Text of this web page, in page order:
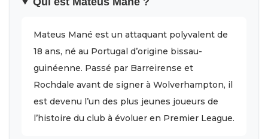
Mateus Mané est un attaquant polyvalent de
18 ans, né au Portugal d’origine bissau-
guinéenne. Passé par Barreirense et
Rochdale avant de signer à Wolverhampton, il
est devenu l’un des plus jeunes joueurs de
l’histoire du club à évoluer en Premier League.